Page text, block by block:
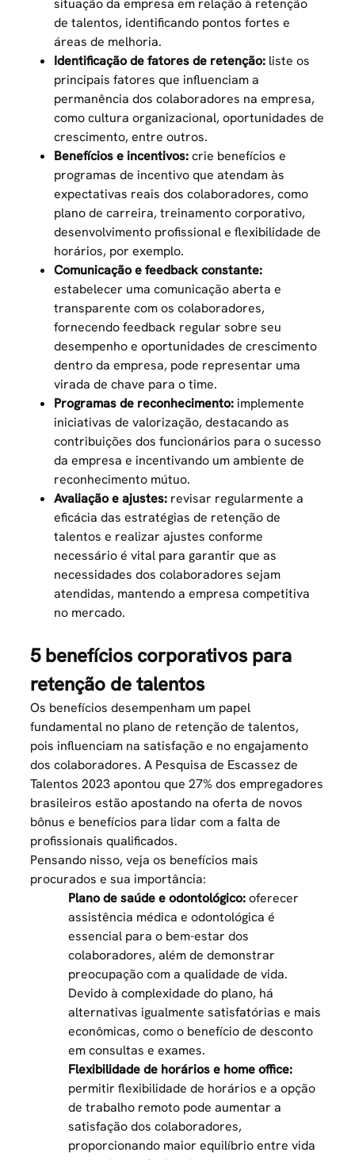
situação da empresa em relação à retenção
de talentos, identificando pontos fortes e
áreas de melhoria.
Identificação de fatores de retenção: liste os
principais fatores que influenciam a
permanência dos colaboradores na empresa,
como cultura organizacional, oportunidades de
crescimento, entre outros.
Benefícios e incentivos:crie benefícios e
programas de incentivo que atendam às
expectativas reais dos colaboradores, como
plano de carreira,treinamento corporativo,
desenvolvimento profissional e flexibilidade de
horários, por exemplo.
Comunicação e feedback constante:
estabelecer uma comunicação aberta e
transparente com os colaboradores,
fornecendo feedback regular sobre seu
desempenho e oportunidades de crescimento
dentro da empresa, pode representar uma
virada de chave para o time.
Programas de reconhecimento: implemente
iniciativas de valorização, destacando as
contribuições dos funcionários para o sucesso
da empresa e incentivando um ambiente de
reconhecimento mútuo.
Avaliação e ajustes: revisar regularmente a
eficácia das estratégias de retenção de
talentos e realizar ajustes conforme
necessário é vital para garantir que as
necessidades dos colaboradores sejam
atendidas, mantendo a empresa competitiva
no mercado.
5 benefícios corporativos para
retenção de talentos
Os benefícios desempenham um papel
fundamental no plano de retenção de talentos,
pois influenciam na satisfação e no engajamento
dos colaboradores. A Pesquisa de Escassez de
Talentos 2023 apontou que 27% dos empregadores
brasileiros estão apostando na oferta de novos
bônus e benefícios para lidar com a falta de
profissionais qualificados.
Pensando nisso, veja os benefícios mais
procurados e sua importância:
Plano de saúde e odontológico:oferecer
assistência médica e odontológica é
essencial para o bem-estar dos
colaboradores, além de demonstrar
preocupação com a qualidade de vida.
Devido à complexidade do plano, há
alternativas igualmente satisfatórias e mais
econômicas, como o benefício de desconto
em consultas e exames.
Flexibilidade de horários e home office:
permitir flexibilidade de horários e a opção
de trabalho remoto pode aumentar a
satisfação dos colaboradores,
proporcionando maior equilíbrio entre vida